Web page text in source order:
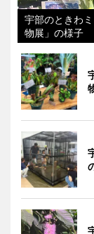
宇部のときわ
物展」の様子